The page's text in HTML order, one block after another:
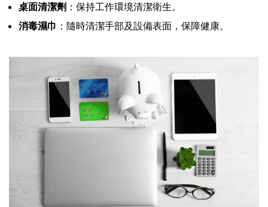
桌面清潔劑 ：保持工作環境清潔衛生。
消毒濕巾 ：隨時清潔手部及設備表面，保障健康。